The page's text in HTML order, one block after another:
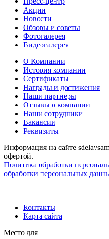
Акции
Новости
Обзоры и советы
Фотогалерея
Видеогалерея
О Компании
История компании
Сертификаты
Награды и достижения
Наши партнеры
Отзывы о компании
Наши сотрудники
Вакансии
Реквизиты
Информация на сайте
офертой.
Политика обработки
обработки персональных
Контакты
Карта сайта
Место для